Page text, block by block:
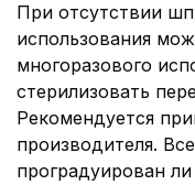
При отсутствии
использования
многоразового
стерилизовать
Рекомендуется
производителя.
проградуирован